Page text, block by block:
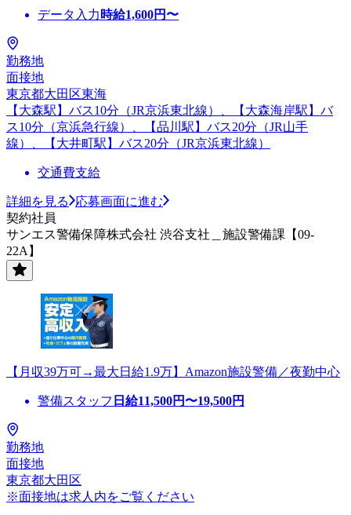
データ入力 時給1,600円〜
勤務地
面接地
東京都大田区東海
【大森駅】バス10分（JR京浜東北線）、【大森海岸駅】バ
ス10分（京浜急行線）、【品川駅】バス20分（JR山手
線）、【大井町駅】バス20分（JR京浜東北線）
交通費支給
詳細を見る
応募画面に進む
契約社員
サンエス警備保障株式会社 渋谷支社＿施設警備課【09-
22A】
【月収39万可→最大日給1.9万】Amazon施設警備／夜勤中心
警備スタッフ 日給11,500円〜19,500円
勤務地
面接地
東京都大田区
※面接地は求人内をご覧ください